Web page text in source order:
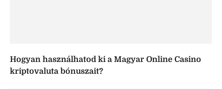
Hogyan használhatod ki a Magyar Online Casino
kriptovaluta bónuszait?